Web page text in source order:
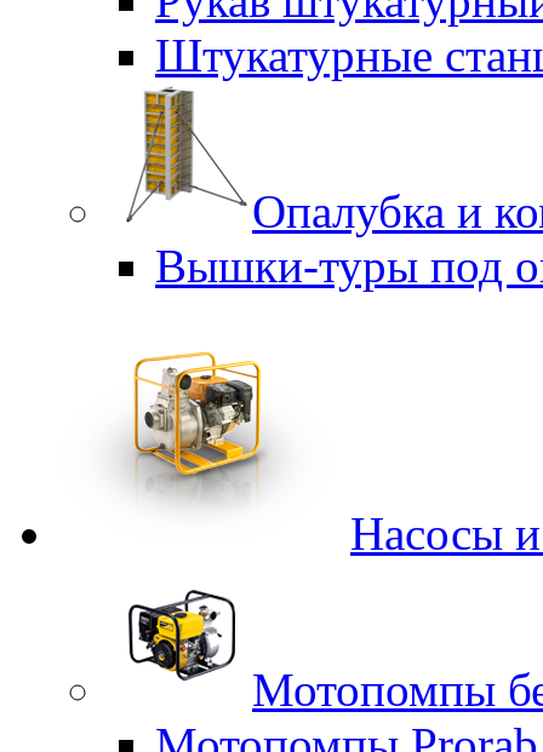
Штукатурные
Опалубка и
Вышки-туры под
Насосы
Мотопомпы